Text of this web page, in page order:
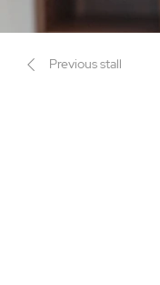
Previous stall